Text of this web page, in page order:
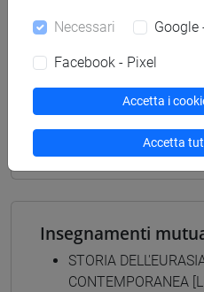
AMERICANE E
letterature e culture
[LM60] RELAZIONI
COMPARATE -
percorso comune
Insegnamenti
STORIA
CONTEMPORANEA
Necessari Google
Facebook - Pixel
Accetta i
Accetta